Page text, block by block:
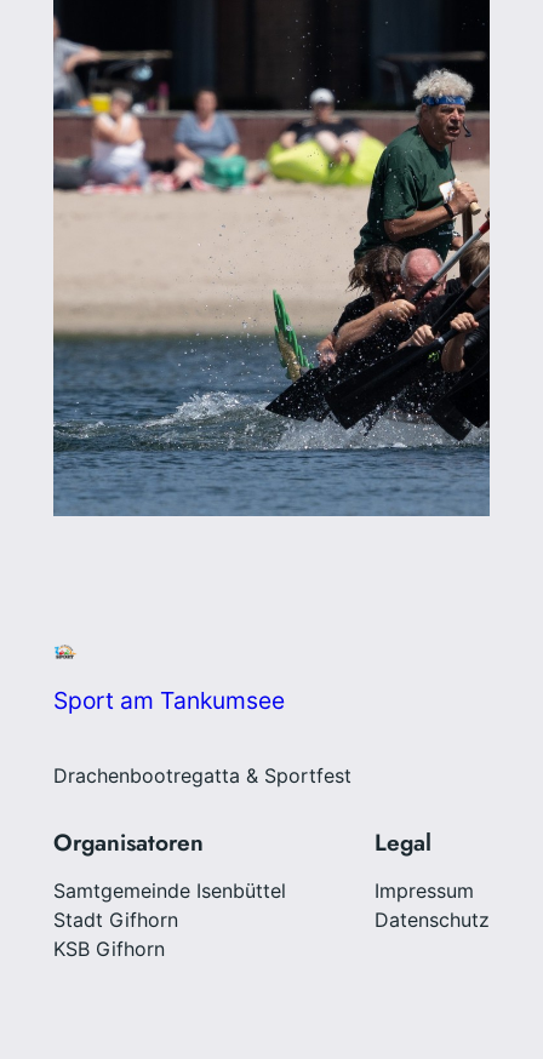
Sport am Tankumsee
Drachenbootregatta & Sportfest
Organisatoren
Samtgemeinde Isenbüttel
Stadt Gifhorn
KSB Gifhorn
Legal
Impressum
Datenschutz